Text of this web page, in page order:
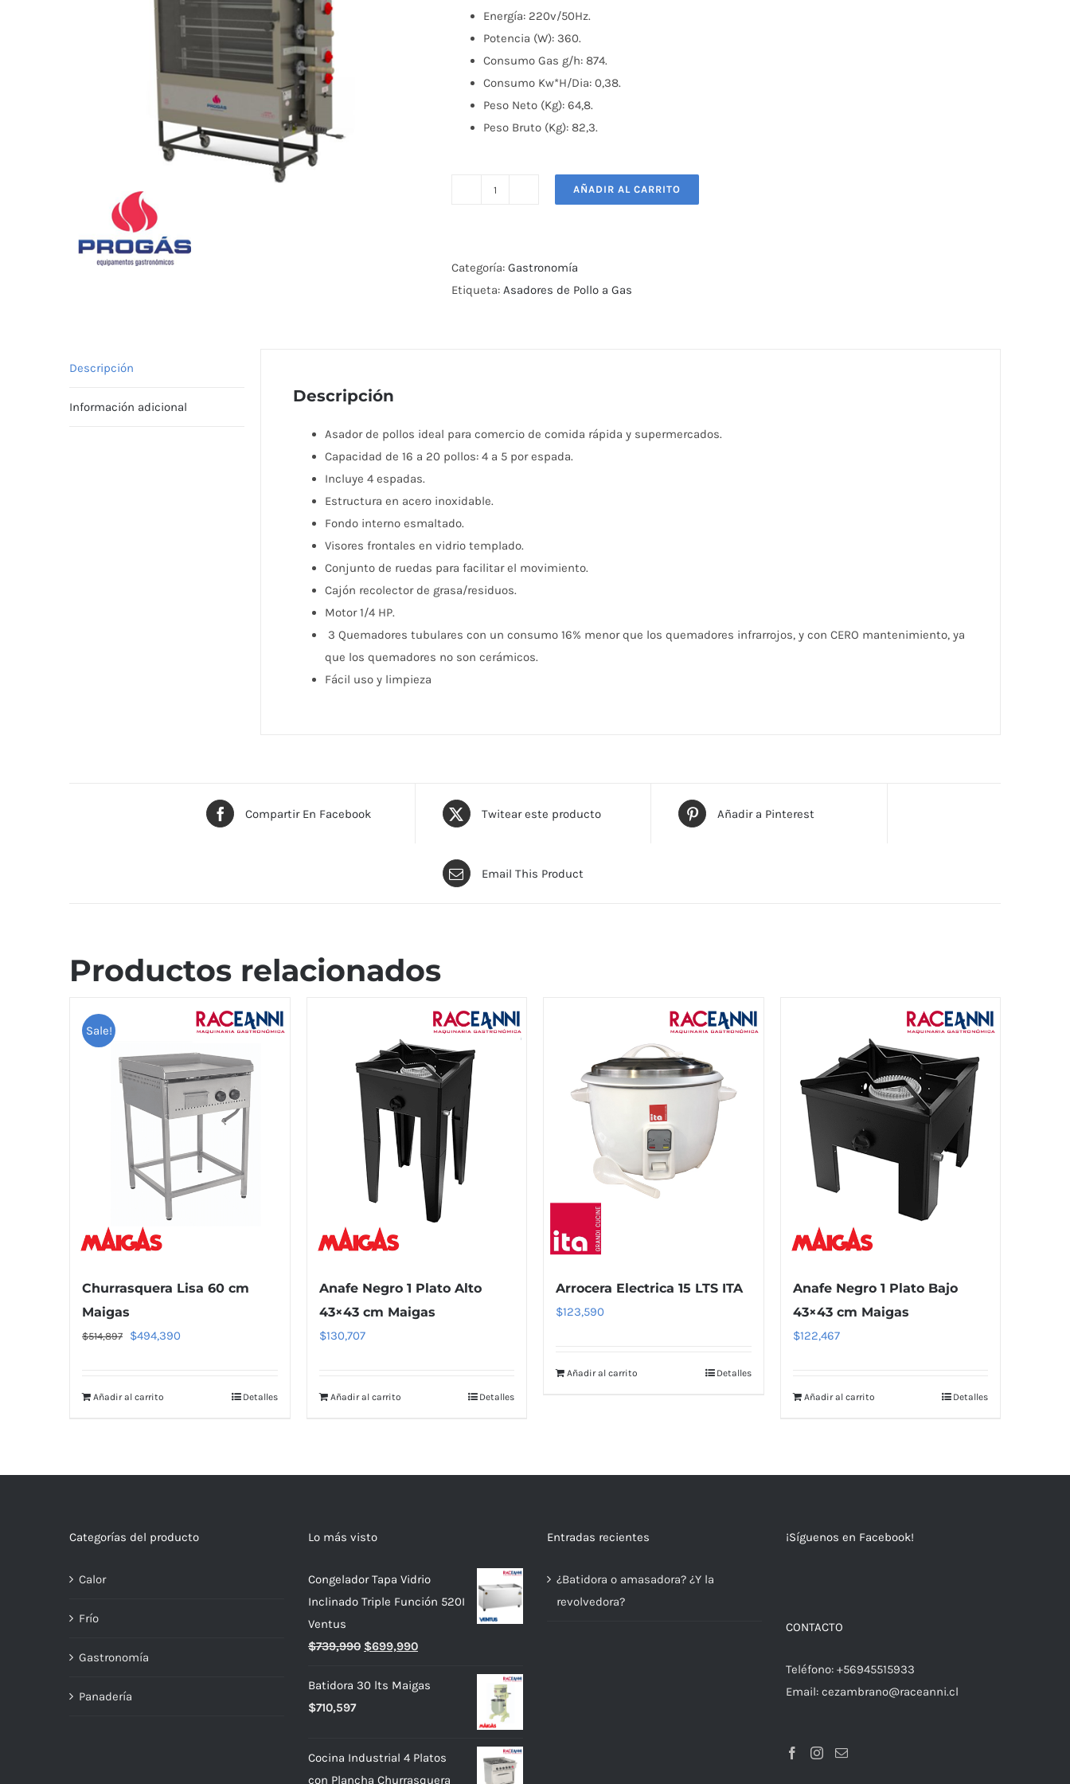
Energía: 220v/50Hz.
Potencia (W): 360.
Consumo Gas g/h: 874.
Consumo Kw*H/Dia: 0,38.
Peso Neto (Kg): 64,8.
Peso Bruto (Kg): 82,3.
a
Gas
AÑADIR AL CARRITO
Categoría: Gastronomía
Etiqueta: Asadores de Pollo a Gas
Descripción
Información adicional
Descripción
Asador de pollos ideal para comercio de comida rápida y supermercados.
Capacidad de 16 a 20 pollos: 4 a 5 por espada.
Incluye 4 espadas.
Estructura en acero inoxidable.
Fondo interno esmaltado.
Visores frontales en vidrio templado.
Conjunto de ruedas para facilitar el movimiento.
Cajón recolector de grasa/residuos.
Motor 1/4 HP.
3 Quemadores tubulares con un consumo 16% menor que los quemadores infrarrojos, y con CERO mantenimiento, ya
que los quemadores no son cerámicos.
Fácil uso y limpieza
Compartir En Facebook Twitear este producto Añadir a Pinterest
Email This Product
Productos relacionados
Sale!
Churrasquera Lisa 60 cm
Maigas
$514,897
El
era:
$494,390
Añadir al carrito Detalles
Anafe Negro 1 Plato Alto
43×43 cm Maigas
$130,707
Añadir al carrito Detalles
Arrocera Electrica 15 LTS ITA
$123,590
Añadir al carrito Detalles
Anafe Negro 1 Plato Bajo
43×43 cm Maigas
$122,467
Añadir al carrito Detalles
Categorías del producto
Calor
Frío
Gastronomía
Panadería
Lo más visto
Congelador Tapa Vidrio
Inclinado Triple Función 520I
Ventus
$739,990 El
original
$699,990El
actual
Batidora 30 lts Maigas
$710,597
Cocina Industrial 4 Platos
con Plancha Churrasquera
Entradas recientes
¿Batidora o amasadora? ¿Y la
revolvedora?
¡Síguenos en Facebook!
CONTACTO
Teléfono: +56945515933
Email: cezambrano@raceanni.cl